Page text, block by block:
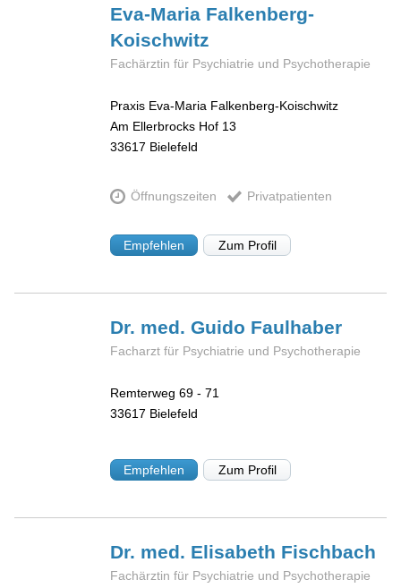
Eva-Maria Falkenberg-
Koischwitz
Fachärztin für Psychiatrie und Psychotherapie
Praxis Eva-Maria Falkenberg-Koischwitz
Am Ellerbrocks Hof 13
33617 Bielefeld
Öffnungszeiten Privatpatienten
Empfehlen Zum Profil
Dr. med. Guido Faulhaber
Facharzt für Psychiatrie und Psychotherapie
Remterweg 69 - 71
33617 Bielefeld
Empfehlen Zum Profil
Dr. med. Elisabeth Fischbach
Fachärztin für Psychiatrie und Psychotherapie